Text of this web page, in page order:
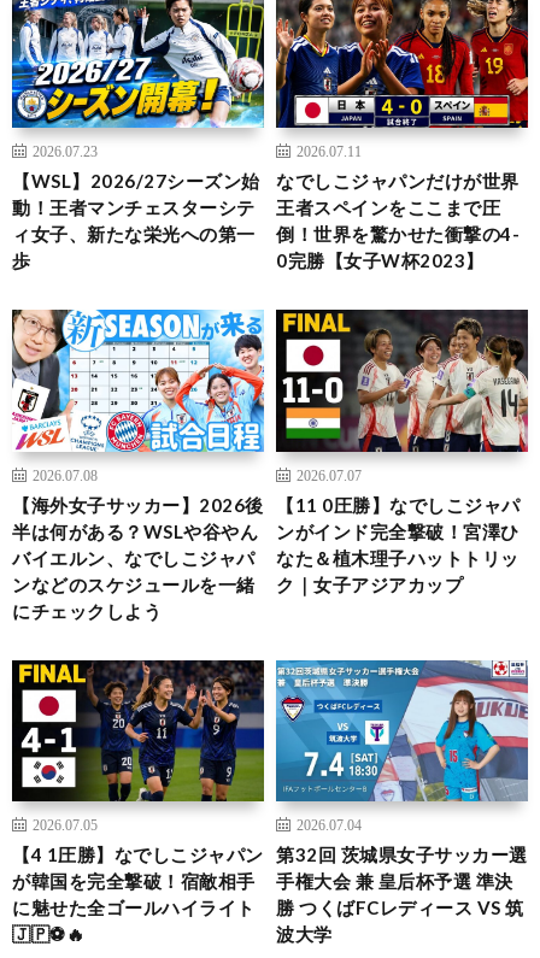
2026.07.23
【WSL】2026/27シーズン始
動！王者マンチェスターシテ
ィ女子、新たな栄光への第一
歩
2026.07.11
なでしこジャパンだけが世界
王者スペインをここまで圧
倒！世界を驚かせた衝撃の4-
0完勝【女子W杯2023】
2026.07.08
【海外女子サッカー】2026後
半は何がある？WSLや谷やん
バイエルン、なでしこジャパ
ンなどのスケジュールを一緒
にチェックしよう
2026.07.07
【11 0圧勝】なでしこジャパ
ンがインド完全撃破！宮澤ひ
なた＆植木理子ハットトリッ
ク｜女子アジアカップ
2026.07.05
【4 1圧勝】なでしこジャパン
が韓国を完全撃破！宿敵相手
に魅せた全ゴールハイライト
🇯🇵⚽🔥
2026.07.04
第32回 茨城県女子サッカー選
手権大会 兼 皇后杯予選 準決
勝 つくばFCレディース VS 筑
波大学